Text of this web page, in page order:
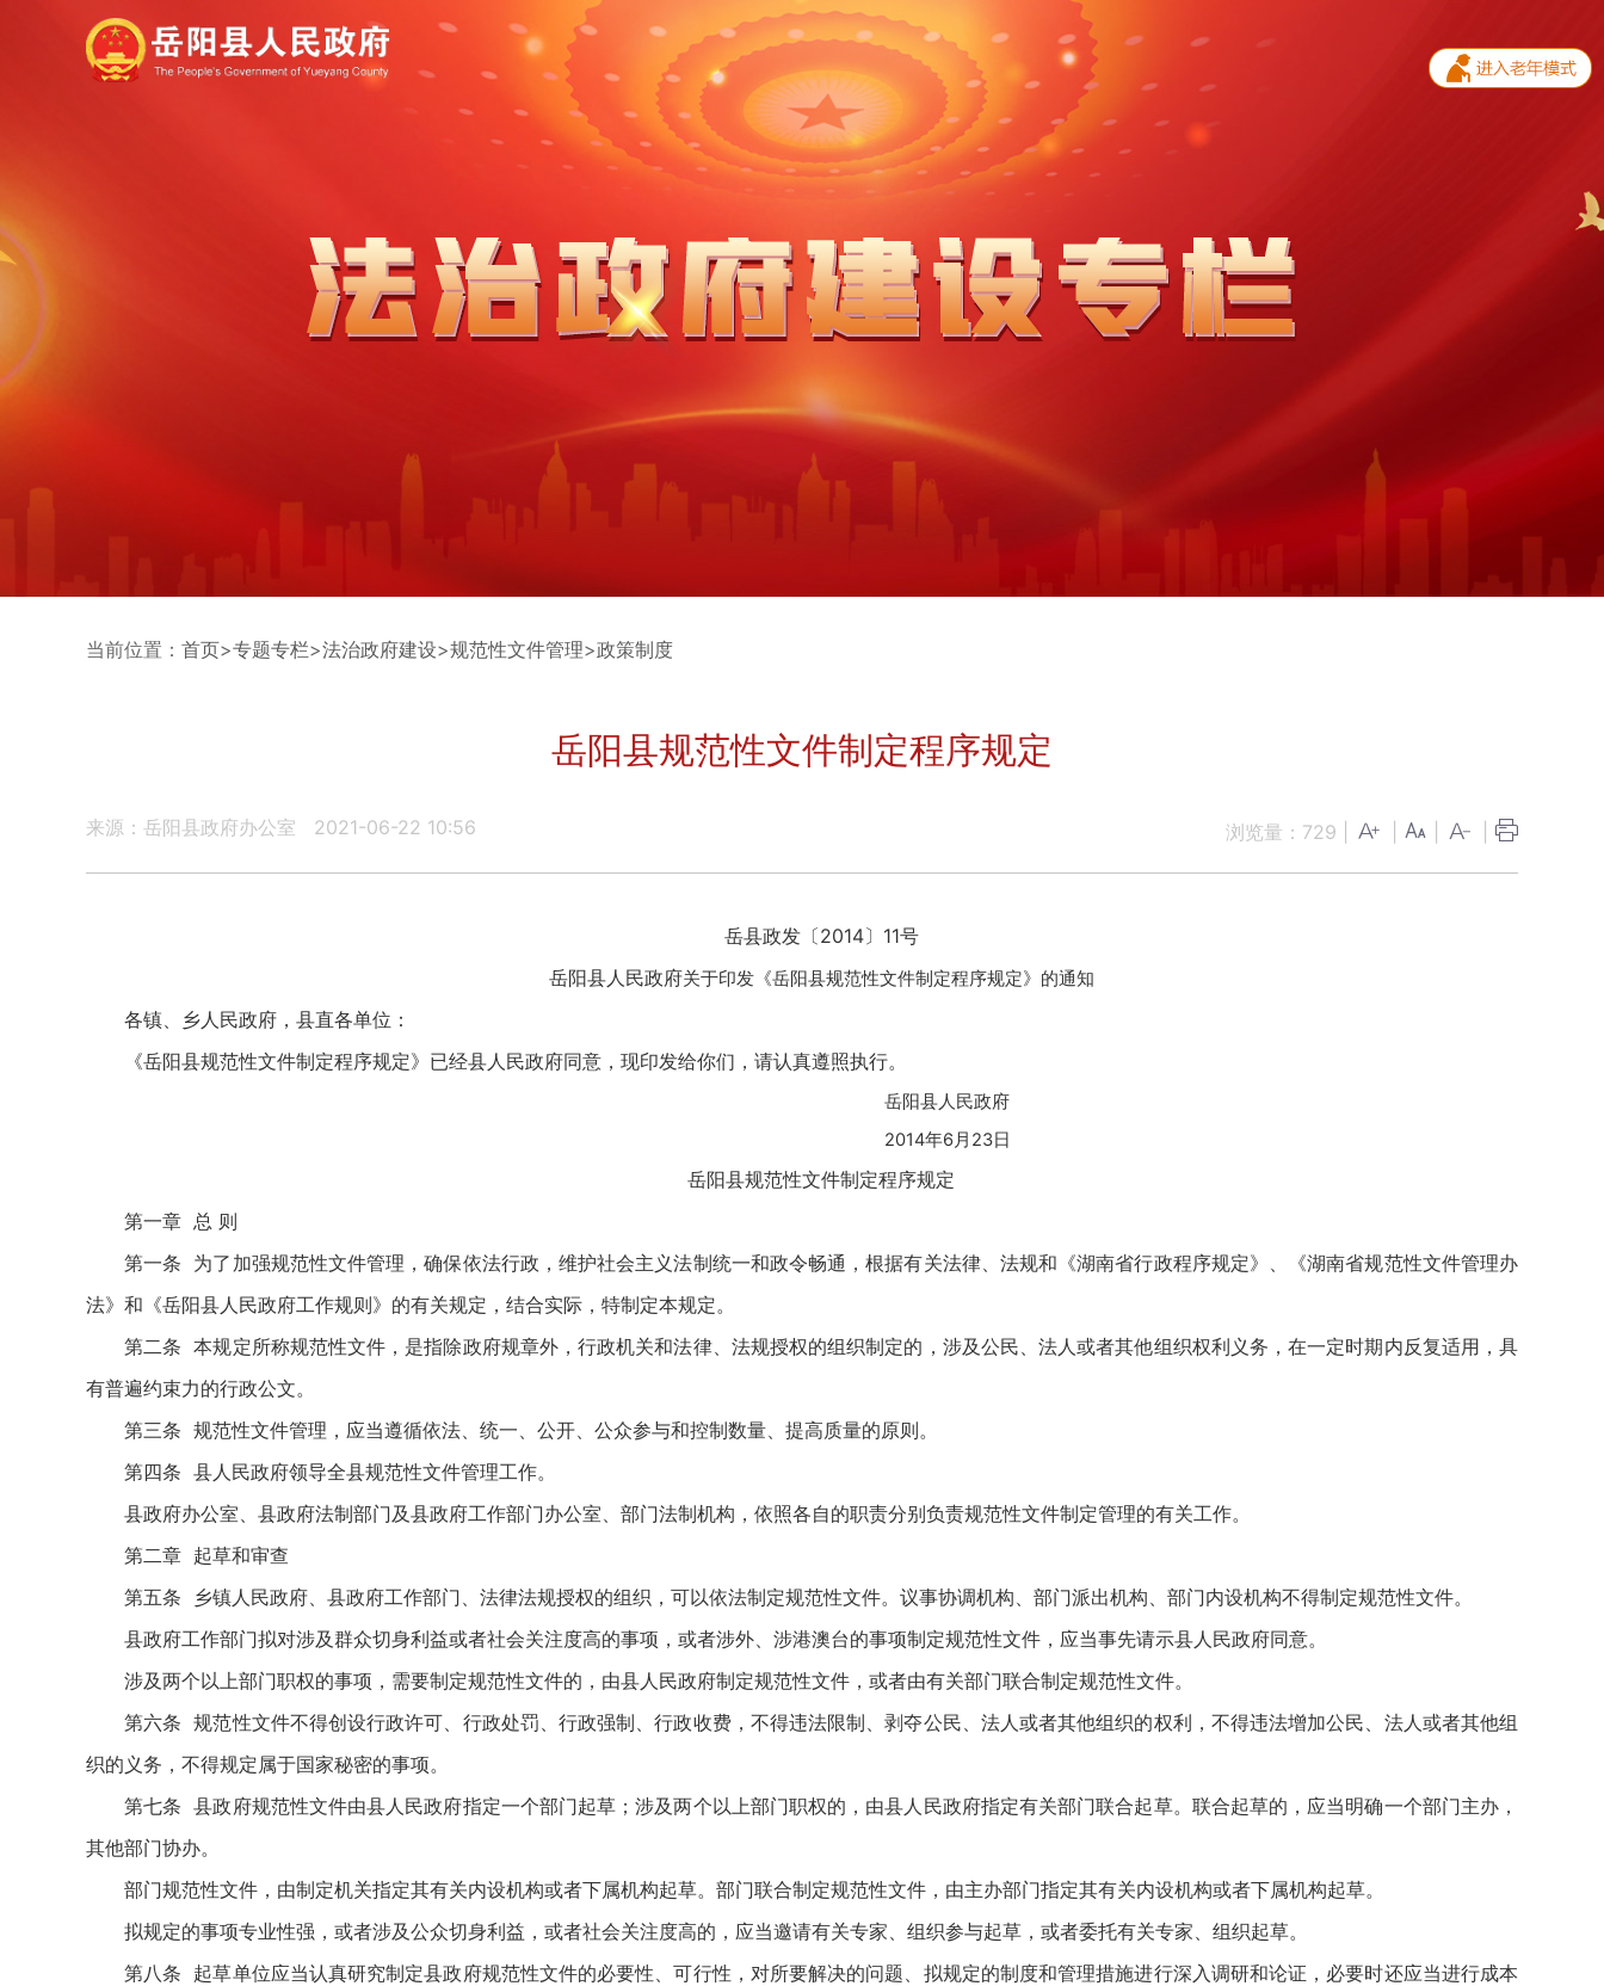
当前位置： 首页>专题专栏>法治政府建设>规范性文件管理>政策制度
岳阳县规范性文件制定程序规定
来源：岳阳县政府办公室 2021-06-22 10:56 浏览量： 729
岳县政发〔2014〕11号
岳阳县人民政府关于印发《岳阳县规范性文件制定程序规定》的通知
各镇、乡人民政府，县直各单位：
《岳阳县规范性文件制定程序规定》已经县人民政府同意，现印发给你们，请认真遵照执行。
岳阳县人民政府
2014年6月23日
岳阳县规范性文件制定程序规定
第一章 总 则
第一条 为了加强规范性文件管理，确保依法行政，维护社会主义法制统一和政令畅通，根据有关法律、法规和《湖南省行政程序规定》、《湖南省规范性文件管理办
法》和《岳阳县人民政府工作规则》的有关规定，结合实际，特制定本规定。
第二条 本规定所称规范性文件，是指除政府规章外，行政机关和法律、法规授权的组织制定的，涉及公民、法人或者其他组织权利义务，在一定时期内反复适用，具
有普遍约束力的行政公文。
第三条 规范性文件管理，应当遵循依法、统一、公开、公众参与和控制数量、提高质量的原则。
第四条 县人民政府领导全县规范性文件管理工作。
县政府办公室、县政府法制部门及县政府工作部门办公室、部门法制机构，依照各自的职责分别负责规范性文件制定管理的有关工作。
第二章 起草和审查
第五条 乡镇人民政府、县政府工作部门、法律法规授权的组织，可以依法制定规范性文件。议事协调机构、部门派出机构、部门内设机构不得制定规范性文件。
县政府工作部门拟对涉及群众切身利益或者社会关注度高的事项，或者涉外、涉港澳台的事项制定规范性文件，应当事先请示县人民政府同意。
涉及两个以上部门职权的事项，需要制定规范性文件的，由县人民政府制定规范性文件，或者由有关部门联合制定规范性文件。
第六条 规范性文件不得创设行政许可、行政处罚、行政强制、行政收费，不得违法限制、剥夺公民、法人或者其他组织的权利，不得违法增加公民、法人或者其他组
织的义务，不得规定属于国家秘密的事项。
第七条 县政府规范性文件由县人民政府指定一个部门起草；涉及两个以上部门职权的，由县人民政府指定有关部门联合起草。联合起草的，应当明确一个部门主办，
其他部门协办。
部门规范性文件，由制定机关指定其有关内设机构或者下属机构起草。部门联合制定规范性文件，由主办部门指定其有关内设机构或者下属机构起草。
拟规定的事项专业性强，或者涉及公众切身利益，或者社会关注度高的，应当邀请有关专家、组织参与起草，或者委托有关专家、组织起草。
第八条 起草单位应当认真研究制定县政府规范性文件的必要性、可行性，对所要解决的问题、拟规定的制度和管理措施进行深入调研和论证，必要时还应当进行成本